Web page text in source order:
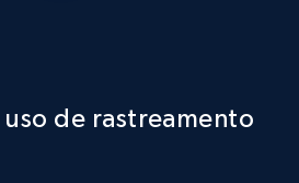
uso de rastreamento